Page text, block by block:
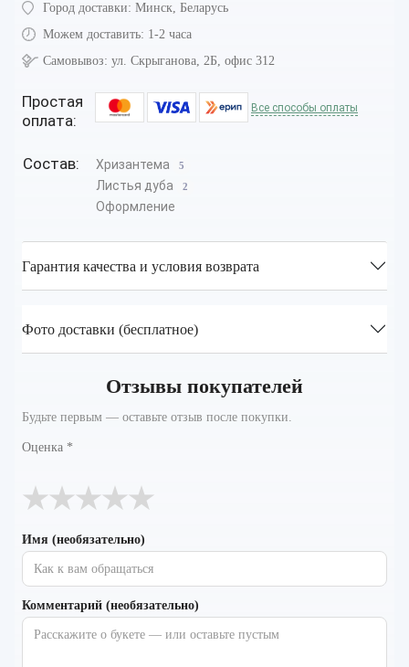
Город доставки: Минск, Беларусь
Можем доставить: 1-2 часа
Самовывоз: ул. Скрыганова, 2Б, офис 312
Простая
оплата:
Все способы оплаты
Состав: Хризантема 5
Листья дуба 2
Оформление
Гарантия качества и условия возврата
Фото доставки (бесплатное)
Отзывы покупателей
Будьте первым — оставьте отзыв после покупки.
Оценка *
★
★
★
★
★
Имя (необязательно)
Комментарий (необязательно)